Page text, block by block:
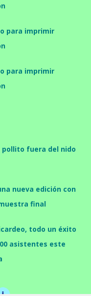
para imprimir
para imprimir
pollito fuera del nido
nueva edición con
final
todo un éxito
asistentes este